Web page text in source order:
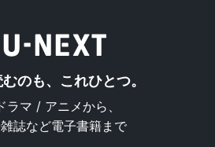
のも、これひとつ。
ラマ / アニメから、
誌など電子書籍まで